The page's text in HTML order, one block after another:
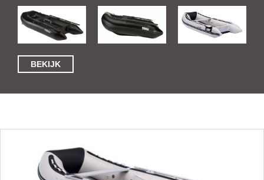
BEKIJK